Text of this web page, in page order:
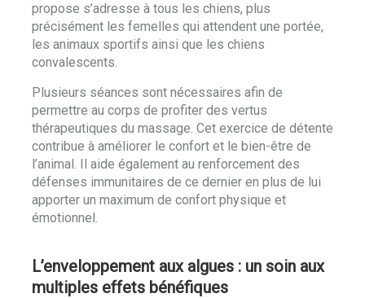
propose s’adresse à tous les chiens, plus
précisément les femelles qui attendent une portée,
les animaux sportifs ainsi que les chiens
convalescents.
Plusieurs séances sont nécessaires afin de
permettre au corps de profiter des vertus
thérapeutiques du massage. Cet exercice de détente
contribue à améliorer le confort et le bien-être de
l’animal. Il aide également au renforcement des
défenses immunitaires de ce dernier en plus de lui
apporter un maximum de confort physique et
émotionnel.
L’enveloppement aux algues : un soin aux
multiples effets bénéfiques